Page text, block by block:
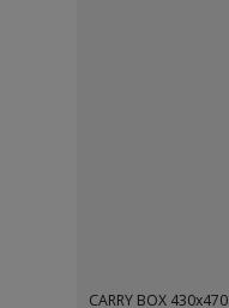
CARRY BOX 430x470